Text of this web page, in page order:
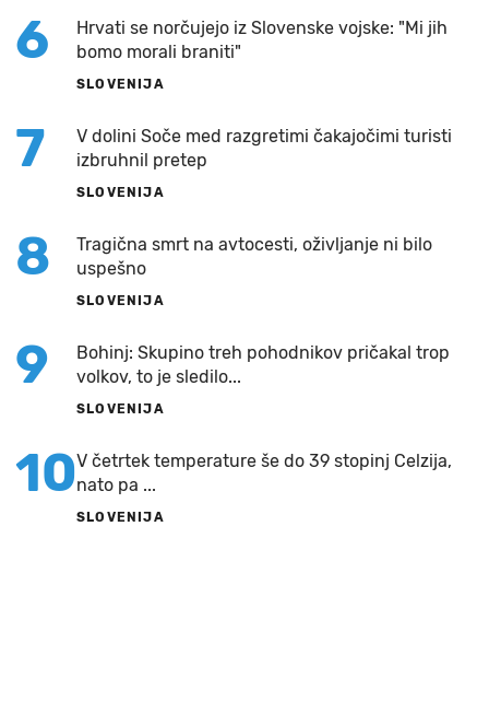
6
Hrvati se norčujejo iz Slovenske vojske: "Mi jih
bomo morali braniti"
SLOVENIJA
7
V dolini Soče med razgretimi čakajočimi turisti
izbruhnil pretep
SLOVENIJA
8
Tragična smrt na avtocesti, oživljanje ni bilo
uspešno
SLOVENIJA
9
Bohinj: Skupino treh pohodnikov pričakal trop
volkov, to je sledilo...
SLOVENIJA
10V četrtek temperature še do 39 stopinj Celzija,
nato pa ...
SLOVENIJA